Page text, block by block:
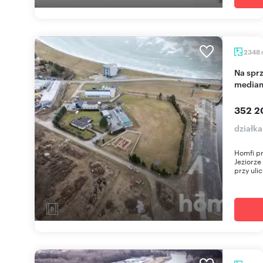
2348
Na sprzedaż działka 23 ar przy Jeziorze Nyskim z
352
Homfi
przy